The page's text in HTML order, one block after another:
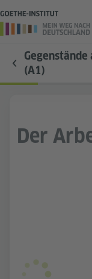
(A1)
Der